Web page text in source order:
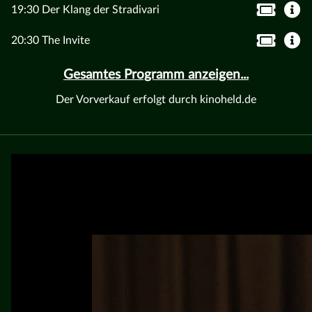
19:30 Der Klang der Stradivari
20:30 The Invite
Gesamtes Programm anzeigen...
Der Vorverkauf erfolgt durch kinoheld.de